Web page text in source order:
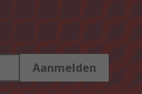
Aanmelden